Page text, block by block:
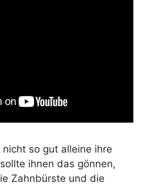
so gut alleine ihre
ihnen das gönnen,
Zahnbürste und die